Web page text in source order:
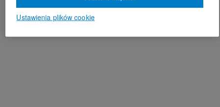
Ustawienia plików cookie